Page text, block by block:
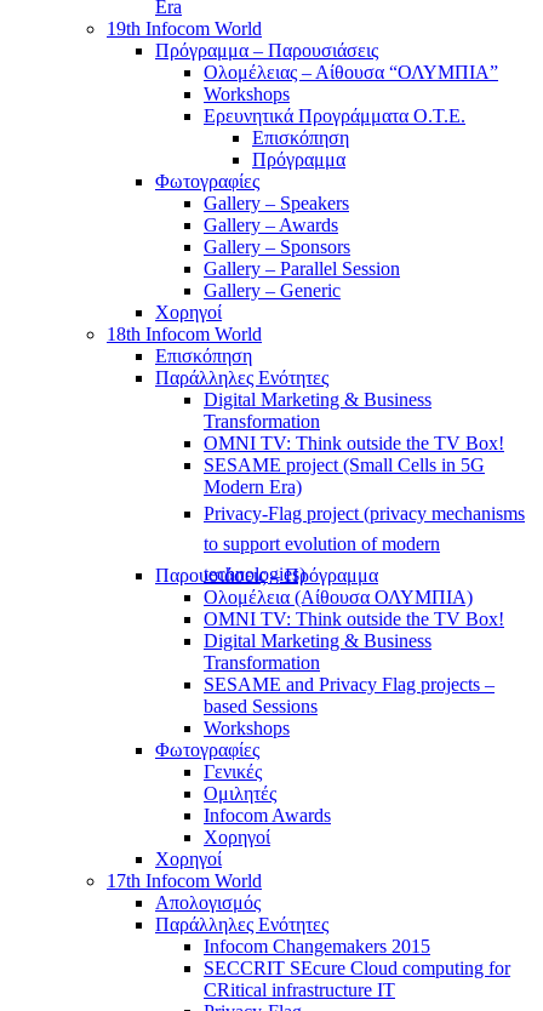
Era
19th Infocom World
Πρόγραμμα – Παρουσιάσεις
Ολομέλειας – Αίθουσα “ΟΛΥΜΠΙΑ”
Workshops
Ερευνητικά Προγράμματα Ο.Τ.Ε.
Επισκόπηση
Πρόγραμμα
Φωτογραφίες
Gallery – Speakers
Gallery – Awards
Gallery – Sponsors
Gallery – Parallel Session
Gallery – Generic
Χορηγοί
18th Infocom World
Επισκόπηση
Παράλληλες Ενότητες
Digital Marketing & Business
Transformation
OMNI TV: Think outside the TV Box!
SESAME project (Small Cells in 5G
Modern Era)
Privacy-Flag project (privacy mechanisms
to support evolution of modern
technologies)
Παρουσιάσεις – Πρόγραμμα
Ολομέλεια (Αίθουσα ΟΛΥΜΠΙΑ)
OMNI TV: Think outside the TV Box!
Digital Marketing & Business
Transformation
SESAME and Privacy Flag projects –
based Sessions
Workshops
Φωτογραφίες
Γενικές
Ομιλητές
Infocom Awards
Χορηγοί
Χορηγοί
17th Infocom World
Απολογισμός
Παράλληλες Ενότητες
Infocom Changemakers 2015
SECCRIT SEcure Cloud computing for
CRitical infrastructure IT